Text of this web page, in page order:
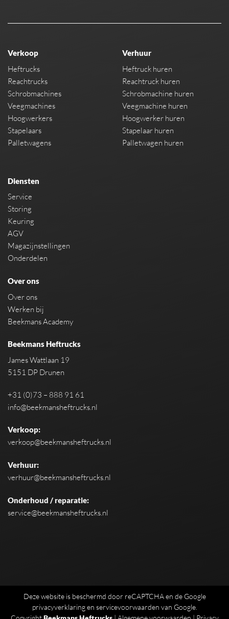
Verkoop
Heftrucks
Reachtrucks
Schrobmachines
Veegmachines
Hoogwerkers
Stapelaars
Palletwagens
Verhuur
Heftruck huren
Reachtruck huren
Schrobmachine huren
Veegmachine huren
Hoogwerker huren
Stapelaar huren
Palletwagen huren
Diensten
Service
Storing
Keuring
AGV
Magazijnstellingen
Onderdelen
Over ons
Over ons
Werken bij
Beekmans Academy
Beekmans Heftrucks
James Wattlaan 19
5151 DP Drunen
+31 (0)73 – 888 91 61
info@beekmansheftrucks.nl
Verkoop:
verkoop@beekmansheftrucks.nl
Verhuur:
verhuur@beekmansheftrucks.nl
Onderhoud / reparatie:
service@beekmansheftrucks.nl
Deze website is beschermd door reCAPTCHA en de Google
privacyverklaringen servicevoorwaarden van Google.